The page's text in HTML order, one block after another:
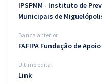
Atendimento
IPSPMM - Instituto de
Municipais de
Banca anterior
FAFIPA Fundação de Apoio
Último edital
Link